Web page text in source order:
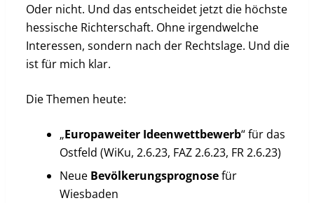
Oder nicht. Und das entscheidet jetzt die höchste
hessische Richterschaft. Ohne irgendwelche
Interessen, sondern nach der Rechtslage. Und die
ist für mich klar.
Die Themen heute:
„Europaweiter Ideenwettbewerb“ für das
Ostfeld (WiKu, 2.6.23, FAZ 2.6.23, FR 2.6.23)
Neue Bevölkerungsprognosefür
Wiesbaden